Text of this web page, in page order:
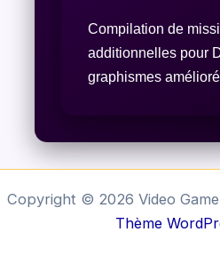
Compilation de
additionnelles pour
graphismes
Copyright © 2026 Video
Thème